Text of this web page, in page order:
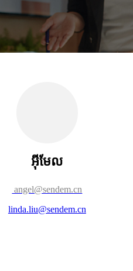
អ៊ីមែល
angel@sendem.cn
linda.liu@sendem.cn